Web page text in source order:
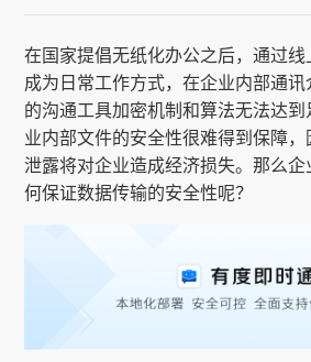
在国家提倡无纸化办公之后，通过
成为日常工作方式，在企业内部通
的沟通工具加密机制和算法无法达
业内部文件的安全性很难得到保障
泄露将对企业造成经济损失。那么企
何保证数据传输的安全性呢？